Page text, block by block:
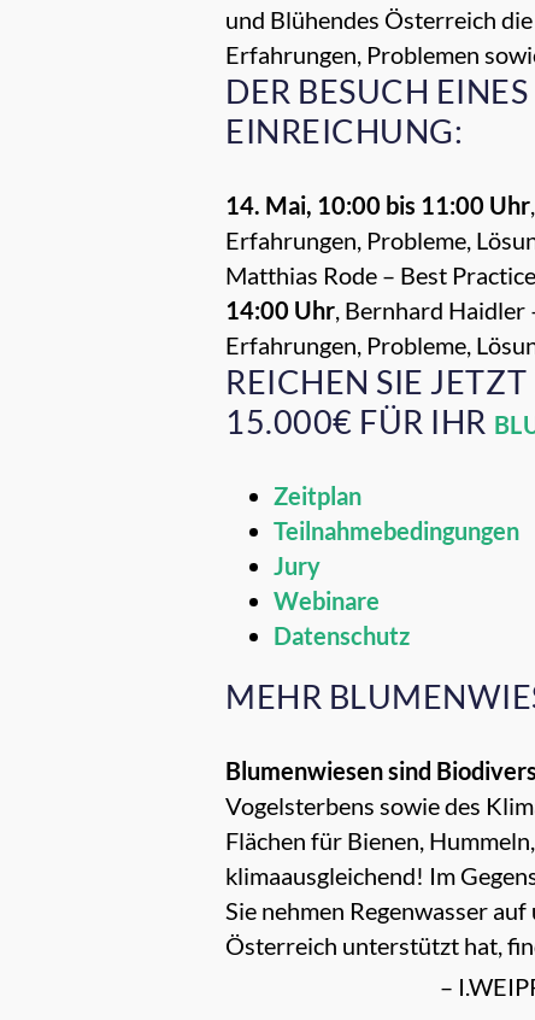
und Blühendes Österreich
Erfahrungen, Problemen
DER BESUCH
EINREICHUNG:
14. Mai, 10:00 bis 11:00 Uhr
Erfahrungen, Probleme,
Matthias Rode – Best
14:00 Uhr , Bernhard
Erfahrungen, Probleme,
REICHEN SIE
15.000€ FÜR IHR
Zeitplan
Teilnahmebedingungen
Jury
Webinare
Datenschutz
MEHR
Blumenwiesen sind
Vogelsterbens sowie des
Flächen für Bienen,
klimaausgleichend! Im
Sie nehmen Regenwasser
Österreich unterstützt hat,
–